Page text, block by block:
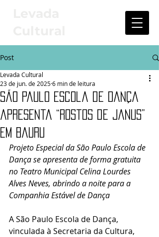
Post
São Paulo Escola de Dança
apresenta “Rostos de Janus”
em Bauru
Levada Cultural
23 de jun. de 20256 min de leitura
Projeto Especial da São Paulo Escola de
Dança se apresenta de forma gratuita
no Teatro Municipal Celina Lourdes
Alves Neves, abrindo a noite para a
Companhia Estável de Dança
A São Paulo Escola de Dança,
vinculada à Secretaria da Cultura,